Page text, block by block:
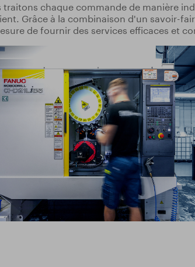
ISO 9001:2015
le catalogue
traitons chaque commande de manière
Grâce à la combinaison d'un savoir-
de fournir des services efficaces et